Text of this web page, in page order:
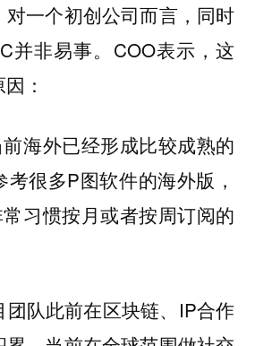
一个初创公司而言，同时
并非易事。COO表示，这
：
海外已经形成比较成熟的
很多P图软件的海外版，
习惯按月或者按周订阅的
团队此前在区块链、IP合作